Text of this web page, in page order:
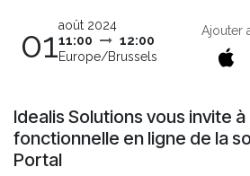
01août 2024
11:00
12:00
Europe/Brussels
Ajouter
Idealis Solutions vous invite
fonctionnelle en ligne de la
Portal